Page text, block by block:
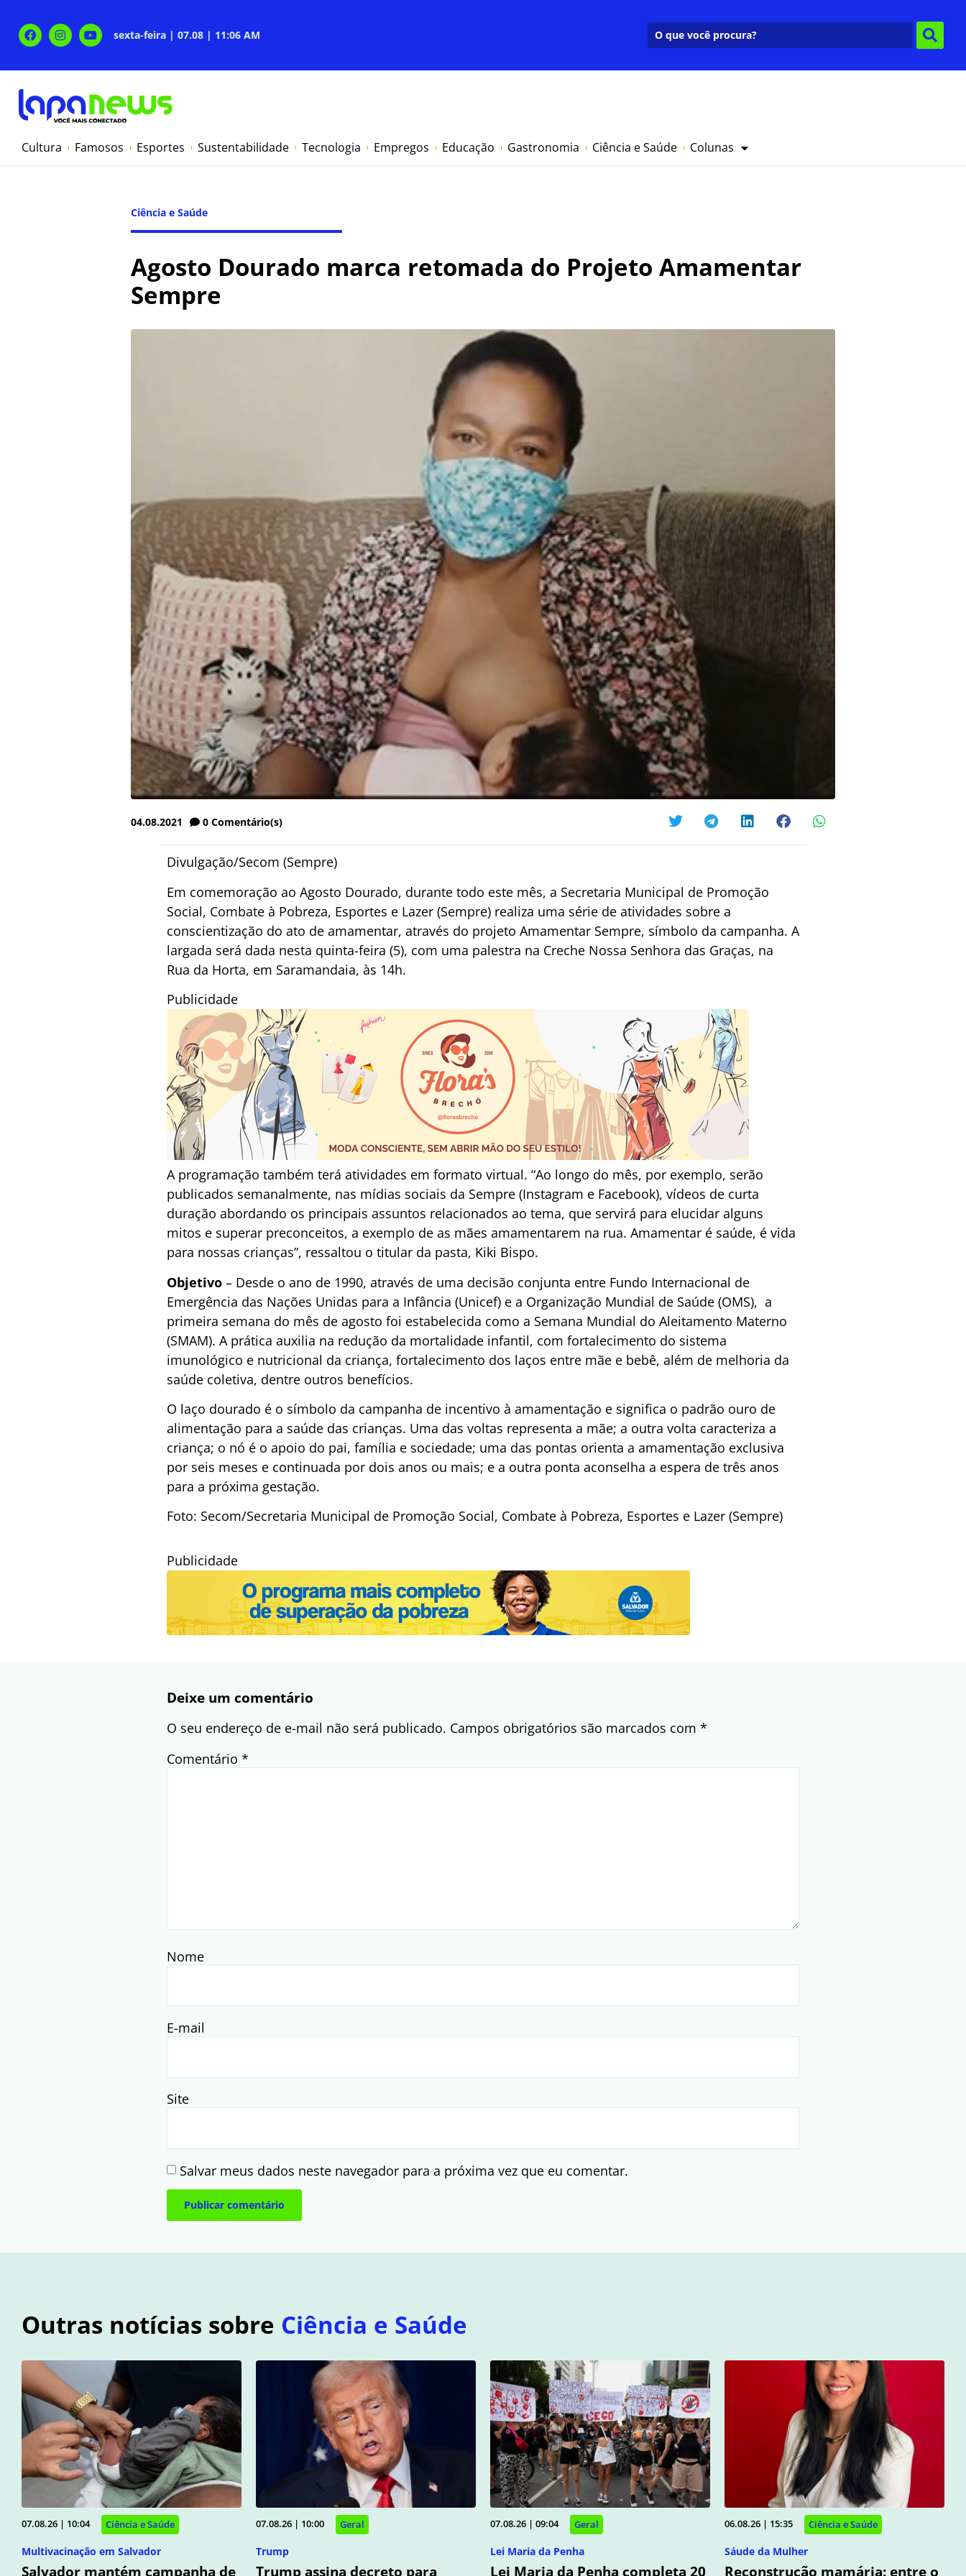
sexta-feira | 07.08 | 11:06 AM
Cultura Famosos Esportes Sustentabilidade Tecnologia Empregos Educação Gastronomia Ciência e Saúde Colunas
Ciência e Saúde
Agosto Dourado marca retomada do Projeto Amamentar
Sempre
04.08.2021 0 Comentário(s)
Divulgação/Secom (Sempre)
Em comemoração ao Agosto Dourado, durante todo este mês, a Secretaria Municipal de Promoção
Social, Combate à Pobreza, Esportes e Lazer (Sempre) realiza uma série de atividades sobre a
conscientização do ato de amamentar, através do projeto Amamentar Sempre, símbolo da campanha. A
largada será dada nesta quinta-feira (5), com uma palestra na Creche Nossa Senhora das Graças, na
Rua da Horta, em Saramandaia, às 14h.
Publicidade
A programação também terá atividades em formato virtual. “Ao longo do mês, por exemplo, serão
publicados semanalmente, nas mídias sociais da Sempre (Instagram e Facebook), vídeos de curta
duração abordando os principais assuntos relacionados ao tema, que servirá para elucidar alguns
mitos e superar preconceitos, a exemplo de as mães amamentarem na rua. Amamentar é saúde, é vida
para nossas crianças”, ressaltou o titular da pasta, Kiki Bispo.
Objetivo – Desde o ano de 1990, através de uma decisão conjunta entre Fundo Internacional de
Emergência das Nações Unidas para a Infância (Unicef) e a Organização Mundial de Saúde (OMS), a
primeira semana do mês de agosto foi estabelecida como a Semana Mundial do Aleitamento Materno
(SMAM). A prática auxilia na redução da mortalidade infantil, com fortalecimento do sistema
imunológico e nutricional da criança, fortalecimento dos laços entre mãe e bebê, além de melhoria da
saúde coletiva, dentre outros benefícios.
O laço dourado é o símbolo da campanha de incentivo à amamentação e significa o padrão ouro de
alimentação para a saúde das crianças. Uma das voltas representa a mãe; a outra volta caracteriza a
criança; o nó é o apoio do pai, família e sociedade; uma das pontas orienta a amamentação exclusiva
por seis meses e continuada por dois anos ou mais; e a outra ponta aconselha a espera de três anos
para a próxima gestação.
Foto: Secom/Secretaria Municipal de Promoção Social, Combate à Pobreza, Esportes e Lazer (Sempre)
Publicidade
Deixe um comentário
O seu endereço de e-mail não será publicado. Campos obrigatórios são marcados com *
Comentário *
Nome
E-mail
Site
Salvar meus dados neste navegador para a próxima vez que eu comentar.
Outras notícias sobre Ciência e Saúde
07.08.26 | 10:04 Ciência e Saúde
Multivacinação em Salvador
Salvador mantém campanha de
07.08.26 | 10:00 Geral
Trump
Trump assina decreto para
07.08.26 | 09:04 Geral
Lei Maria da Penha
Lei Maria da Penha completa 20
06.08.26 | 15:35 Ciência e Saúde
Sáude da Mulher
Reconstrução mamária: entre o